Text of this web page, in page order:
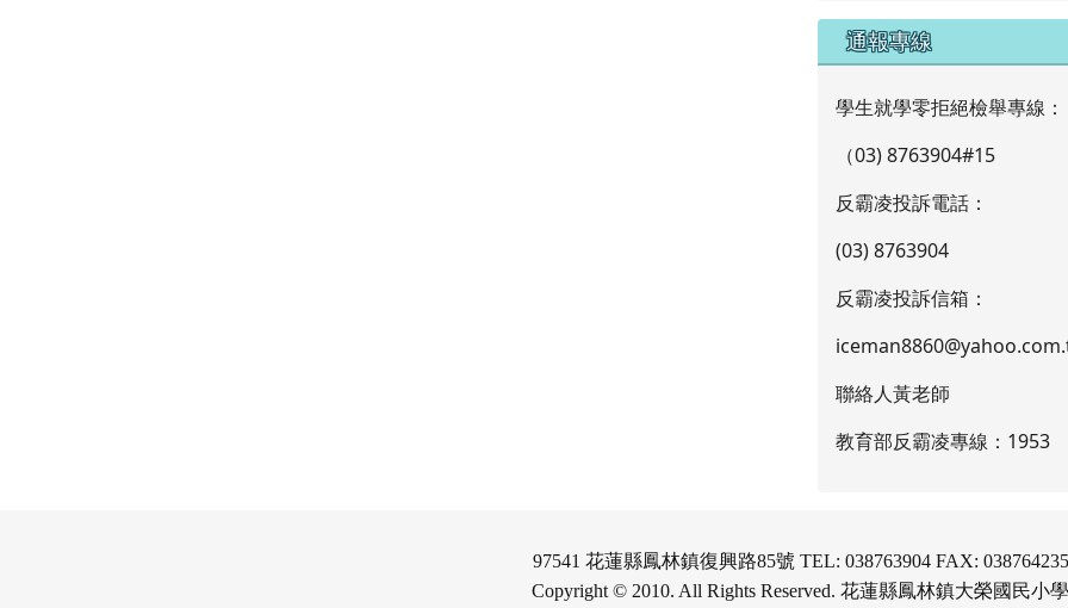
通報專線
學生就學零拒絕檢舉專線：
（03) 8763904#15
反霸凌投訴電話：
(03) 8763904
反霸凌投訴信箱：
聯絡人黃老師
教育部反霸凌專線：1953
97541 花蓮縣鳳林鎮復興路85號 TEL: 038763904 FAX: 038764235
Copyright © 2010. All Rights Reserved. 花蓮縣鳳林鎮大榮國民小學